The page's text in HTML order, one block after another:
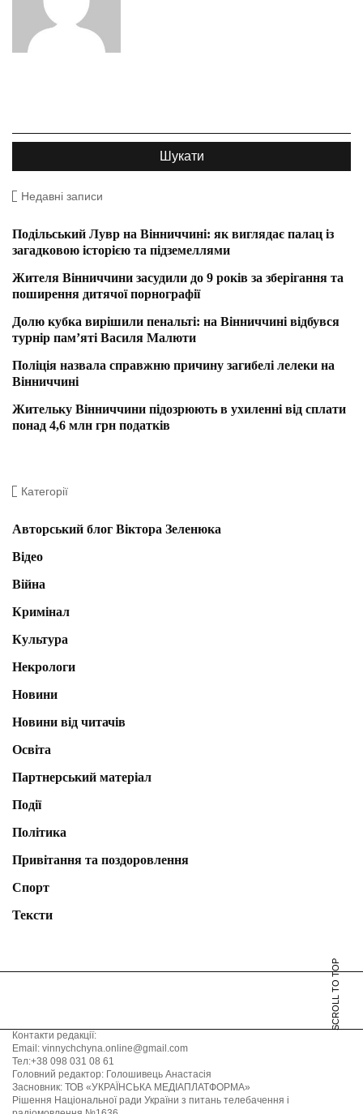
Недавні записи
Подільський Лувр на Вінниччині: як виглядає палац із
загадковою історією та підземеллями
Жителя Вінниччини засудили до 9 років за зберігання та
поширення дитячої порнографії
Долю кубка вирішили пенальті: на Вінниччині відбувся
турнір пам’яті Василя Малюти
Поліція назвала справжню причину загибелі лелеки на
Вінниччині
Жительку Вінниччини підозрюють в ухиленні від сплати
понад 4,6 млн грн податків
Категорії
Авторський блог Віктора Зеленюка
Відео
Війна
Кримінал
Культура
Некрологи
Новини
Новини від читачів
Освіта
Партнерський матеріал
Події
Політика
Привітання та поздоровлення
Спорт
Тексти
SCROLL TO TOP
Контакти редакції:
Email: vinnychchyna.online@gmail.com
Тел:+38 098 031 08 61
Головний редактор: Голошивець Анастасія
Засновник: ТОВ «УКРАЇНСЬКА МЕДІАПЛАТФОРМА»
Рішення Національної ради України з питань телебачення і